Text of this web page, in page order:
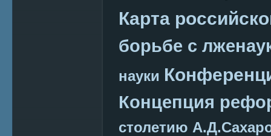
Карта
борьбе с
науки
Концепция
столетию